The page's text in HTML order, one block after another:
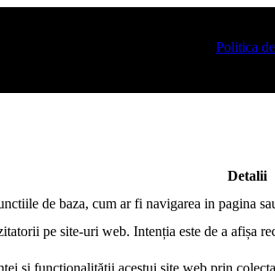
Politica
Detalii
de baza, cum ar fi navigarea in pagina
pe site-uri web. Intenția este de a afișa